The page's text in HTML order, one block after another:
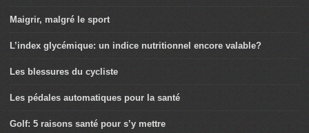
Maigrir, malgré le sport
L’index glycémique: un indice nutritionnel encore valable?
Les blessures du cycliste
Les pédales automatiques pour la santé
Golf: 5 raisons santé pour s’y mettre